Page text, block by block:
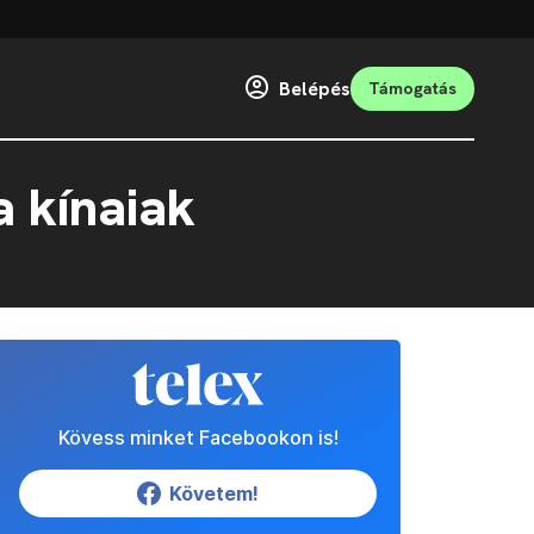
Belépés Támogatás
kínaiak
Kövess minket Facebookon is!
Követem!